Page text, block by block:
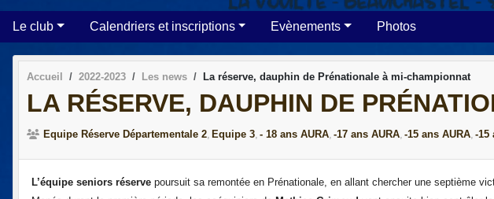
Le club Calendriers et inscriptions Evènements Photos
Accueil 2022-2023 Les news La réserve, dauphin de Prénationale à mi-championnat
LA RÉSERVE, DAUPHIN DE
Equipe Réserve Départementale 2 Equipe 3 - 18 ans AURA -17 ans AURA -15 ans AURA -15
L’équipe seniors réserve poursuit sa remontée en Prénationale, en allant chercher une septième